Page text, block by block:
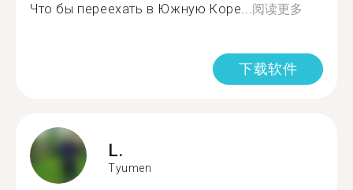
Что бы переехать в Южную Коре...阅读更多
下载软件
L.
Tyumen